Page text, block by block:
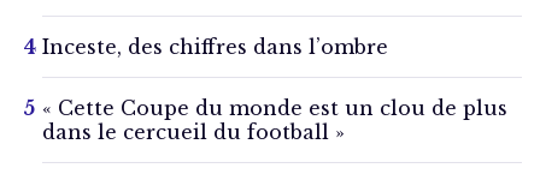
Inceste, des chiffres dans l’ombre
« Cette Coupe du monde est un clou de plus
dans le cercueil du football »